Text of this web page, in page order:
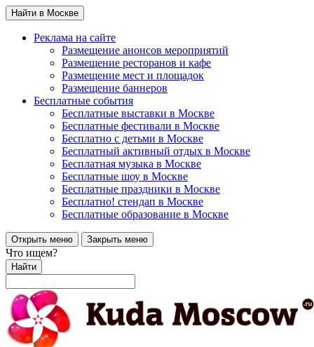
Найти в Москве
Реклама на сайте
Размещение анонсов мероприятий
Размещение ресторанов и кафе
Размещение мест и площадок
Размещение баннеров
Бесплатные события
Бесплатные выставки в Москве
Бесплатные фестивали в Москве
Бесплатно с детьми в Москве
Бесплатный активный отдых в Москве
Бесплатная музыка в Москве
Бесплатные шоу в Москве
Бесплатные праздники в Москве
Бесплатно! стендап в Москве
Бесплатные образование в Москве
Открыть меню Закрыть меню
Что ищем?
Найти